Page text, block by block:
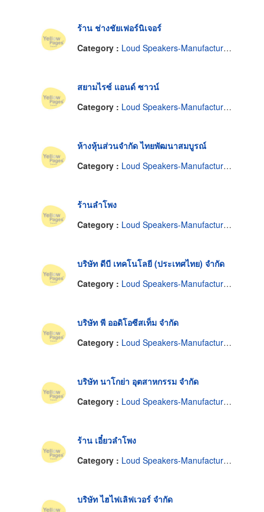
ร้าน ช่างชัยเฟอร์นิเจอร์
Category : Loud Speakers-Manufactures
สยามไรซ์ แอนด์ ซาวน์
Category : Loud Speakers-Manufactures
ห้างหุ้นส่วนจำกัด ไทยพัฒนาสมบูรณ์
Category : Loud Speakers-Manufactures
ร้านลำโพง
Category : Loud Speakers-Manufactures
บริษัท ดีบี เทคโนโลยี (ประเทศไทย) จำกัด
Category : Loud Speakers-Manufactures
บริษัท พี ออดิโอซีสเท็ม จำกัด
Category : Loud Speakers-Manufactures
บริษัท นาโกย่า อุตสาหกรรม จำกัด
Category : Loud Speakers-Manufactures
ร้าน เอี๋ยวลำโพง
Category : Loud Speakers-Manufactures
บริษัท ไฮไฟเลิฟเวอร์ จำกัด